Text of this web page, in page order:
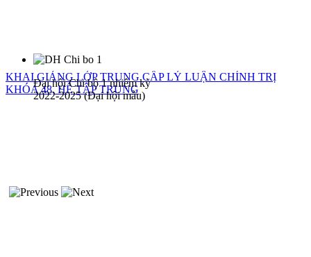
KHAI GIẢNG LỚP TRUNG CẤP LÝ LUẬN CHÍNH TRỊ
KHÓA 48, HỆ TẬP TRUNG
Đại hội Chi bộ 1 nhiệm kỳ
2022-2025 (Đại hội mẫu)